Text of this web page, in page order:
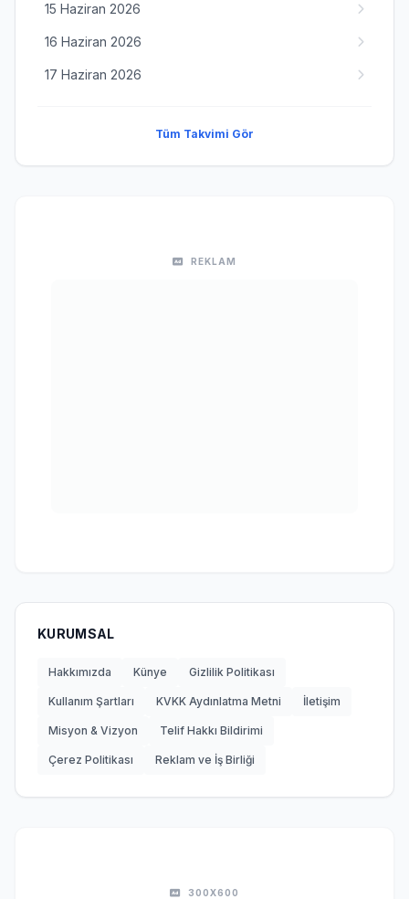
15 Haziran 2026
16 Haziran 2026
17 Haziran 2026
Tüm Takvimi Gör
REKLAM
KURUMSAL
Hakkımızda Künye Gizlilik Politikası
Kullanım Şartları KVKK Aydınlatma Metni İletişim
Misyon & Vizyon Telif Hakkı Bildirimi
Çerez Politikası Reklam ve İş Birliği
300X600